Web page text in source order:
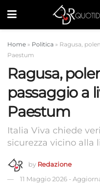
Home » Politica » Ragusa,
Paestum
Ragusa,
passaggio a
Paestum
Italia Viva chiede
sicurezza vicino alla
by Redazione
11 Maggio 2026 -